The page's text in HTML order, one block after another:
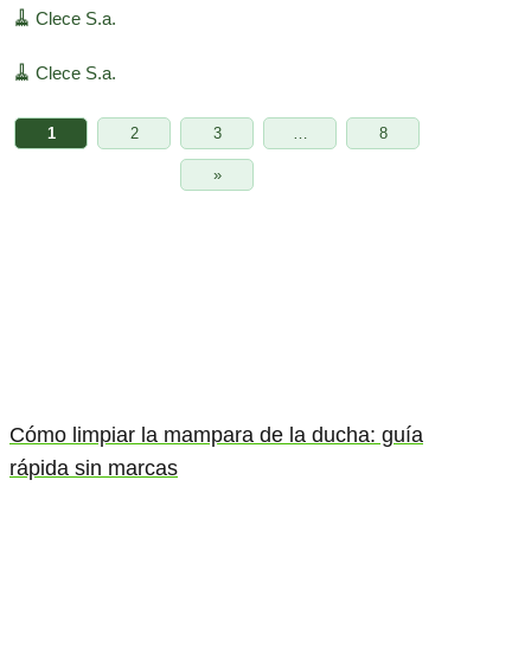
🧹 Clece S.a.
🧹 Clece S.a.
1 2 3 … 8
»
Cómo limpiar la mampara de la ducha: guía
rápida sin marcas